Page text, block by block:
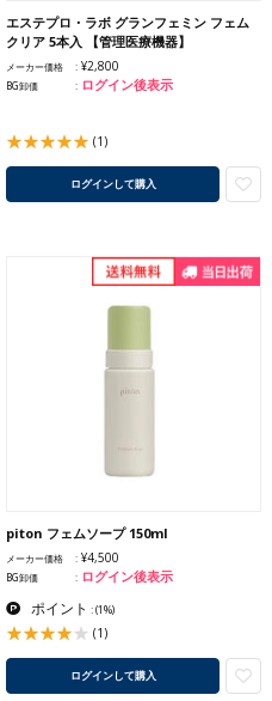
エステプロ・ラボ グランフェミン フェム
クリア 5本入 【管理医療機器】
メーカー価格 ¥2,800
BG卸価 ログイン後表示
(1)
ログインして購入
piton フェムソープ 150ml
メーカー価格 ¥4,500
BG卸価 ログイン後表示
ポイント :(1%)
(1)
ログインして購入